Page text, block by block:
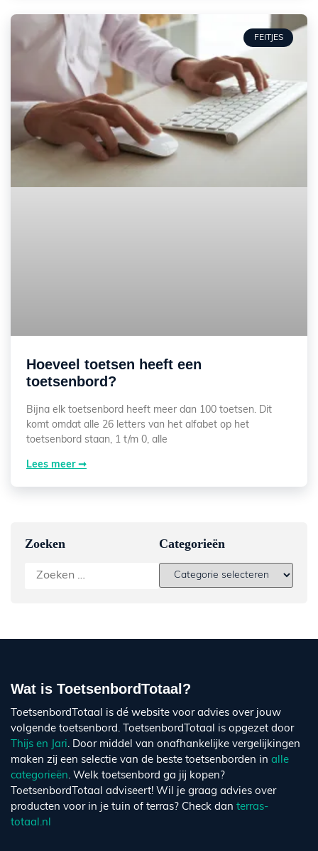
FEITJES
Hoeveel toetsen heeft een
toetsenbord?
Bijna elk toetsenbord heeft meer dan 100 toetsen. Dit
komt omdat alle 26 letters van het alfabet op het
toetsenbord staan, 1 t/m 0, alle
Lees meer ➞
Zoeken Categorieën
Wat is ToetsenbordTotaal?
ToetsenbordTotaal is dé website voor advies over jouw
volgende toetsenbord. ToetsenbordTotaal is opgezet door
Thijs en Jari. Door middel van onafhankelijke vergelijkingen
maken zij een selectie van de beste toetsenborden in alle
categorieën. Welk toetsenbord ga jij kopen?
ToetsenbordTotaal adviseert! Wil je graag advies over
producten voor in je tuin of terras? Check dan terras-
totaal.nl